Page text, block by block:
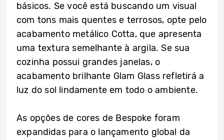
básicos. Se você está buscando um visual
com tons mais quentes e terrosos, opte pelo
acabamento metálico Cotta, que apresenta
uma textura semelhante à argila. Se sua
cozinha possui grandes janelas, o
acabamento brilhante Glam Glass refletirá a
luz do sol lindamente em todo o ambiente.
As opções de cores de Bespoke foram
expandidas para o lançamento global da